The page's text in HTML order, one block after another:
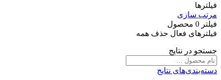
فیلترها
مرتب سازی
فیلتر 0 محصول
فیلترهای فعال حذف همه
جستجو در نتایج
دسته‌بندی‌های نتایج